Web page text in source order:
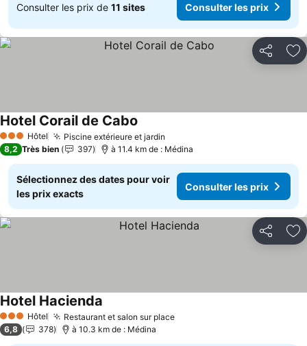
Consulter les prix de 11 sites Consulter les prix
Partager
3 ÉtoilesHôtel Piscine extérieure et jardin
Hotel Corail de Cabo
8,2 Très bien 397 à 11.4 km de : Médina
Sélectionnez des dates pour voir
les prix exacts
Consulter les prix
Partager
3 ÉtoilesHôtel Restaurant et salon sur placeConsulter les prix
Hotel Hacienda
6,8 378 à 10.3 km de : Médina